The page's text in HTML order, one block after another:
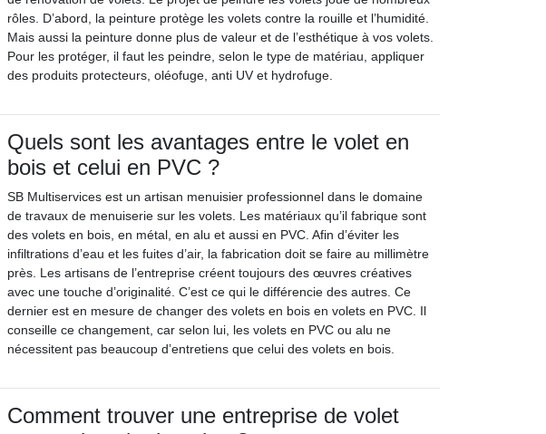
rôles. D’abord, la peinture protège les volets contre la rouille et l’humidité.
Mais aussi la peinture donne plus de valeur et de l’esthétique à vos volets.
Pour les protéger, il faut les peindre, selon le type de matériau, appliquer
des produits protecteurs, oléofuge, anti UV et hydrofuge.
Quels sont les avantages entre le volet en
bois et celui en PVC ?
SB Multiservices est un artisan menuisier professionnel dans le domaine
de travaux de menuiserie sur les volets. Les matériaux qu’il fabrique sont
des volets en bois, en métal, en alu et aussi en PVC. Afin d’éviter les
infiltrations d’eau et les fuites d’air, la fabrication doit se faire au millimètre
près. Les artisans de l’entreprise créent toujours des œuvres créatives
avec une touche d’originalité. C’est ce qui le différencie des autres. Ce
dernier est en mesure de changer des volets en bois en volets en PVC. Il
conseille ce changement, car selon lui, les volets en PVC ou alu ne
nécessitent pas beaucoup d’entretiens que celui des volets en bois.
Comment trouver une entreprise de volet